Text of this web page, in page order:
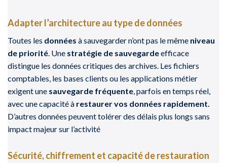
Adapter l’architecture au type de données
Toutes les données à sauvegarder n’ont pas le même niveau
de priorité . Une stratégie de sauvegardeefficace
distingue les données critiques des archives. Les fichiers
comptables, les bases clients ou les applications métier
exigent une sauvegarde fréquente , parfois en temps réel,
avec une capacité à restaurer vos données rapidement.
D’autres données peuvent tolérer des délais plus longs sans
impact majeur sur l’activité
Sécurité, chiffrement et capacité de restauration